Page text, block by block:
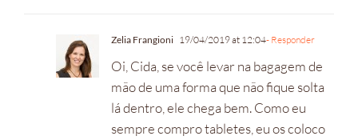
Zelia Frangioni 19/04/2019 at 12:04- Responder
Oi, Cida, se você levar na bagagem de
mão de uma forma que não fique solta
lá dentro, ele chega bem. Como eu
sempre compro tabletes, eu os coloco